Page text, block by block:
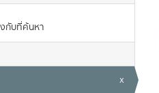
กับที่ค้นหา
x